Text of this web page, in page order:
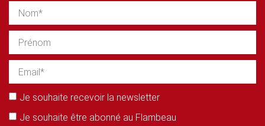
Je souhaite recevoir la newsletter
Je souhaite être abonné au Flambeau